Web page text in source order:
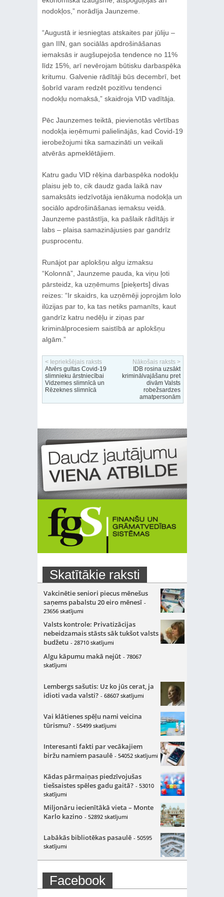
nodokļos,” norādīja Jaunzeme.
“Augustā ir iesniegtas atskaites par jūliju –
gan IIN, gan sociālās apdrošināšanas
iemaksās ir augšupejoša tendence no 11%
līdz 15%, arī nevērojam būtisku darbaspēka
kritumu. Galvenie rādītāji būs decembrī, bet
šobrīd varam redzēt pozitīvu tendenci
nodokļu nomaksā,” skaidroja VID vadītāja.
Pēc Jaunzemes teiktā, pievienotās vērtības
nodokļa ieņēmumi palielinājās, kad Covid-19
ierobežojumi tika samazināti un veikali
atvērās apmeklētājiem.
Katru gadu VID rēķina darbaspēka nodokļu
plaisu jeb to, cik daudz gada laikā nav
samaksāts iedzīvotāja ienākuma nodokļa un
sociālo apdrošināšanas iemaksu veidā.
Jaunzeme pastāstīja, ka pašlaik rādītājs ir
labs – plaisa samazinājusies par gandrīz
pusprocentu.
Runājot par aplokšņu algu izmaksu
“Kolonnā”, Jaunzeme pauda, ka viņu ļoti
pārsteidz, ka uzņēmums [pieķerts] divas
reizes: “Ir skaidrs, ka uzņēmēji joprojām lolo
ilūzijas par to, ka tas netiks pamanīts, kaut
gandrīz katru nedēļu ir ziņas par
kriminālprocesiem saistībā ar aplokšņu
algām.”
< Iepriekšējais raksts
Atvērs gultas Covid-19
slimnieku ārstniecībai
Vidzemes slimnīcā un
Rēzeknes slimnīcā
Nākošais raksts >
IDB rosina uzsākt
kriminālvajāšanu pret
divām Valsts
robežsardzes
amatpersonām
Skatītākie raksti
Vakcinētie seniori piecus mēnešus
saņems pabalstu 20 eiro mēnesī -
23656 skatījumi
Valsts kontrole: Privatizācijas
nebeidzamais stāsts sāk tukšot valsts
budžetu - 28710 skatījumi
Algu kāpumu makā nejūt - 78067
skatījumi
Lembergs sašutis: Uz ko jūs cerat, ja
idioti vada valsti? - 68607 skatījumi
Vai klātienes spēļu nami veicina
tūrismu? - 55499 skatījumi
Interesanti fakti par vecākajiem
biržu namiem pasaulē - 54052 skatījumi
Kādas pārmaiņas piedzīvojušas
tiešsaistes spēles gadu gaitā? - 53010
skatījumi
Miljonāru iecienītākā vieta – Monte
Karlo kazino - 52892 skatījumi
Labākās bibliotēkas pasaulē - 50595
skatījumi
Facebook